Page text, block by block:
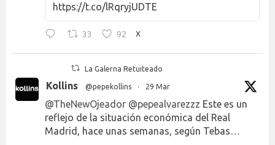
https://t.co/lRqryjUDTE
33 92 X
La Galerna Retuiteado
Kollins @pepekollins · 29 Mar
@TheNewOjeador @pepealvarezzz Este es un
reflejo de la situación económica del Real
Madrid, hace unas semanas, según Tebas…